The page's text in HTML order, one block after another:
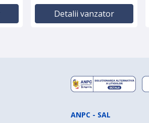
Detalii vanzator
ANPC - SAL